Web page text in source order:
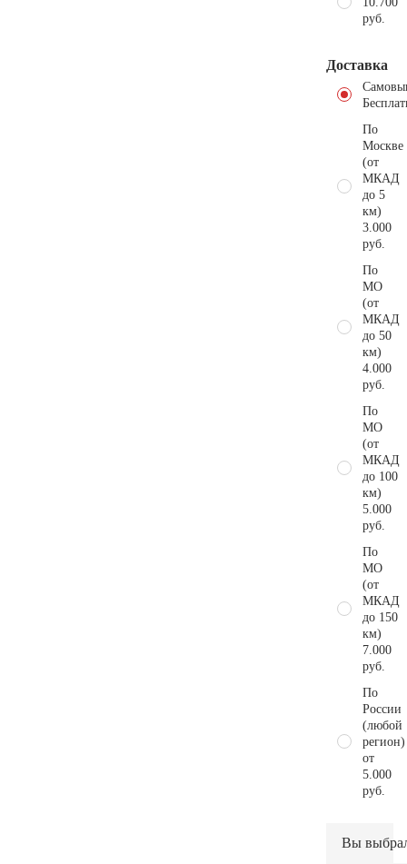
руб.
Доставка
По
Москве
(от
МКАД
до 5
км)
3.000
руб.
По
МО
(от
МКАД
до 50
км)
4.000
руб.
По
МО
(от
МКАД
до 100
км)
5.000
руб.
По
МО
(от
МКАД
до 150
км)
7.000
руб.
По
России
(любой
регион)
от
5.000
руб.
Вы